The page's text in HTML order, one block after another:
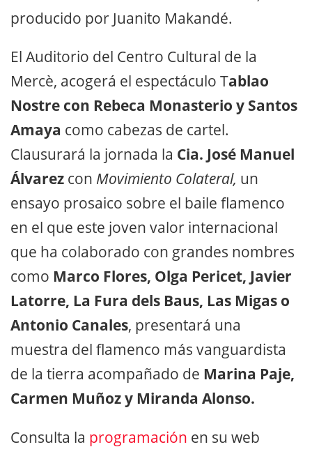
producido por Juanito Makandé.
El Auditorio del Centro Cultural de la
Mercè, acogerá el espectáculo Tablao
Nostre con Rebeca Monasterio y Santos
Amaya como cabezas de cartel.
Clausurará la jornada la Cia. José Manuel
Álvarez con Movimiento Colateral, un
ensayo prosaico sobre el baile flamenco
en el que este joven valor internacional
que ha colaborado con grandes nombres
como Marco Flores, Olga Pericet, Javier
Latorre, La Fura dels Baus, Las Migas o
Antonio Canales, presentará una
muestra del flamenco más vanguardista
de la tierra acompañado de Marina Paje,
Carmen Muñoz y Miranda Alonso.
Consulta la programación en su web